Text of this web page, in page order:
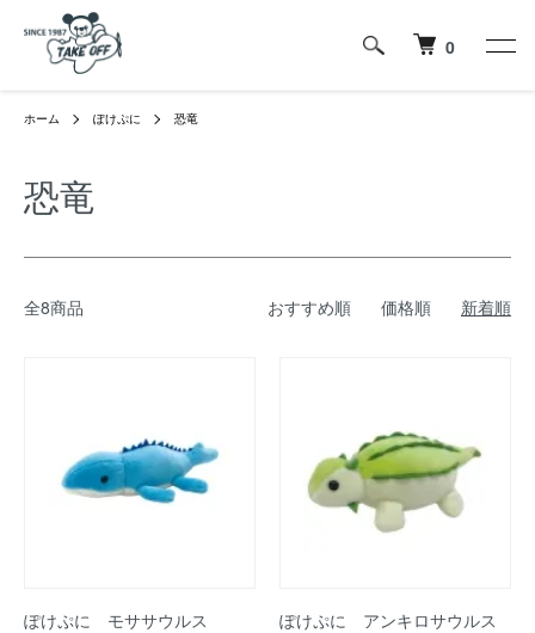
0
ホーム ぽけぷに 恐竜
恐竜
全8商品 おすすめ順 価格順 新着順
ぽけぷに モササウルス
ぽけぷに アンキロサウルス